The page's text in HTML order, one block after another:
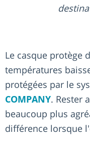
Le casque protège
températures
protégées par le
COMPANY. Rester
beaucoup plus
différence lorsque